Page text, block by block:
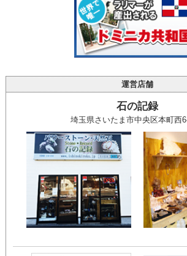
運営店舗
石の記録
埼玉県さいたま市中央区本町西